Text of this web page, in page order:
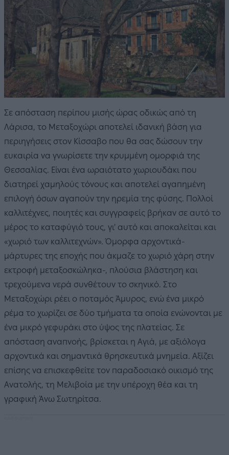
Σε απόσταση περίπου μισής ώρας οδικώς από τη
Λάρισα, το Μεταξοχώρι αποτελεί ιδανική βάση για
περιηγήσεις στον Κίσσαβο που θα σας δώσουν την
ευκαιρία να γνωρίσετε την κρυμμένη ομορφιά της
Θεσσαλίας. Είναι ένα ωραιότατο χωριουδάκι που
διατηρεί χαμηλούς τόνους και αποτελεί αγαπημένη
επιλογή όσων αγαπούν την ηρεμία της φύσης. Πολλοί
καλλιτέχνες, ποιητές και συγγραφείς βρήκαν σε αυτό το
μέρος το καταφύγιό τους, γι' αυτό και αποκαλείται και
«χωριό των καλλιτεχνών». Όμορφα αρχοντικά-
μάρτυρες της εποχής που άκμαζε το χωριό χάρη στην
εκτροφή μεταξοσκώληκα-, πλούσια βλάστηση και
τρεχούμενα νερά συνθέτουν το σκηνικό. Στο
Μεταξοχώρι ρέει ο ποταμός Άμυρος, ενώ ένα μικρό
ρέμα το χωρίζει σε δύο τμήματα τα οποία ενώνονται με
ένα μικρό γεφυράκι στο ύψος της πλατείας. Σε
απόσταση αναπνοής, βρίσκεται η Αγιά, με αξιόλογα
αρχοντικά και σημαντικά θρησκευτικά μνημεία. Αξίζει
επίσης να επισκεφθείτε τον παραδοσιακό οικισμό της
Ανατολής, τη Μελιβοία με την υπέροχη θέα και τη
γραφική Άνω Σωτηρίτσα.